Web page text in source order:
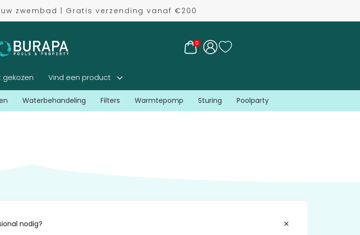
zwembad | Gratis verzending vanaf €200
0
gekozen Vind een product
Waterbehandeling Filters Warmtepomp Sturing Poolparty
nodig?